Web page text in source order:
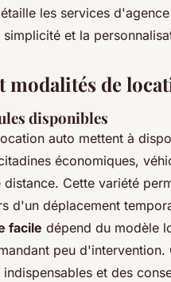
les services
et la
modalités de
disponibles
auto mettent à
économiques,
distance. Cette variété
d'un déplacement
facile dépend du modèle
peu
et des